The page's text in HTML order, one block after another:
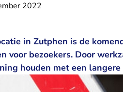
2022
in Zutphen is de
voor bezoekers. Door
houden met een